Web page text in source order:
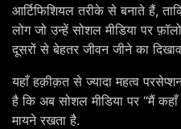
आर्टिफिशियल तरीके से बनाते हैं,
लोग जो उन्हें सोशल मीडिया पर
दूसरों से बेहतर जीवन जीने का
यहाँ हक़ीक़त से ज्यादा महत्व
है कि अब सोशल मीडिया पर “मैं कहाँ
मायने रखता है.